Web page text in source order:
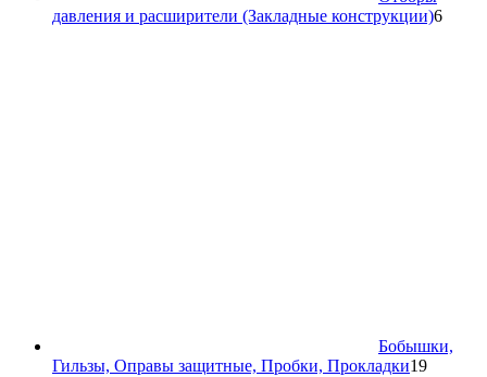
давления и расширители (Закладные конструкции)66
Бобышки,
Гильзы, Оправы защитные, Пробки, Прокладки1919